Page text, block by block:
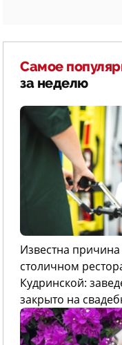
Самое
за неделю
Известна
столичном
Кудринской:
закрыто на